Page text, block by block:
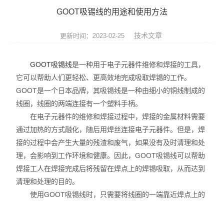
焊接拆焊
防静电产品
日本TOHNICHI
美国ITW Chemtronics
美国OKi metcal
GOOT吸锡线的用途和使用方法
更新时间：2023-02-25 技术文章
GOOT吸锡线是一种用于电子元器件维修和焊接的工具，
它可以帮助人们更轻松、更高效地完成吸取焊锡的工作。
GOOT是一个日本品牌，其吸锡线是一种由细小的铜线制成的
线圈，线圈的两端连接有一个塑料手柄。
在电子元器件的维修和焊接过程中，焊接的金属材料需要
通过加热的方式融化，随后用焊丝连接电子元器件。但是，焊
接的过程中会产生大量的残渣和废气，如果没有及时清理和处
理，会影响到工作环境和健康。因此，GOOT吸锡线可以帮助
焊接工人在焊接完成后将残留在焊点上的焊锡吸取，从而达到
清理和处理的目的。
使用GOOT吸锡线时，只需要将线圈的一端靠近焊点上的